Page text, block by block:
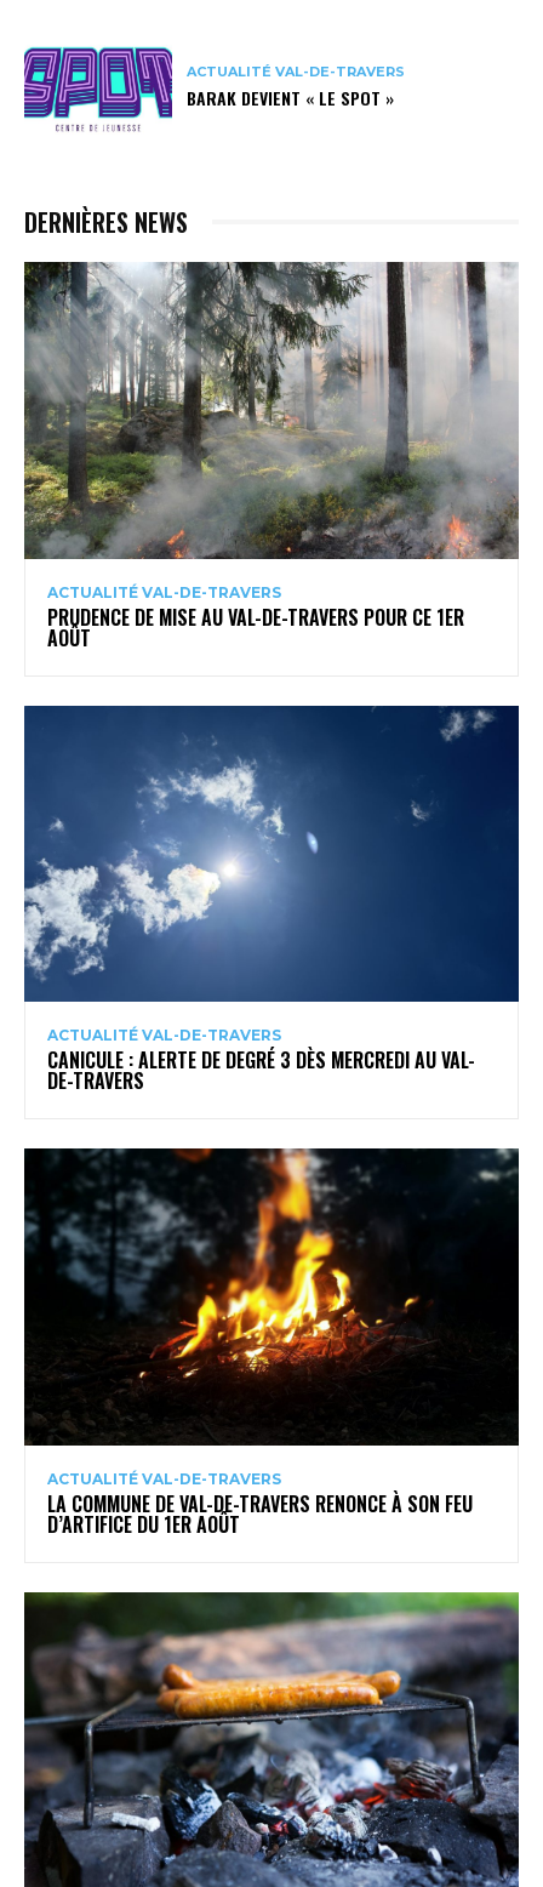
ACTUALITÉ VAL-DE-TRAVERS
BARAK DEVIENT « LE SPOT »
DERNIÈRES NEWS
ACTUALITÉ VAL-DE-TRAVERS
PRUDENCE DE MISE AU VAL-DE-TRAVERS POUR CE 1ER
AOÛT
ACTUALITÉ VAL-DE-TRAVERS
CANICULE : ALERTE DE DEGRÉ 3 DÈS MERCREDI AU VAL-
DE-TRAVERS
ACTUALITÉ VAL-DE-TRAVERS
LA COMMUNE DE VAL-DE-TRAVERS RENONCE À SON FEU
D’ARTIFICE DU 1ER AOÛT